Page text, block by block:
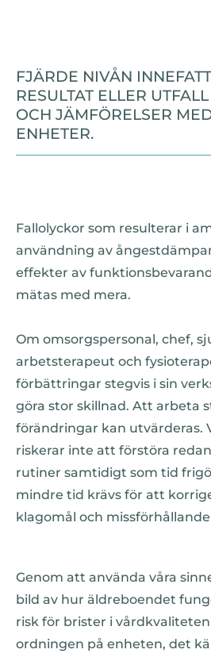
FJÄRDE NIVÅN
RESULTAT ELLER
OCH JÄMFÖRELSER
ENHETER.
Fallolyckor som resulterar i
användning av
effekter av
mätas med mera.
Om omsorgspersonal, chef,
arbetsterapeut och
förbättringar stegvis i sin
göra stor skillnad. Att arbeta
förändringar kan utvärderas.
riskerar inte att förstöra
rutiner samtidigt som tid
mindre tid krävs för att
klagomål och
Genom att använda våra
bild av hur äldreboendet
risk för brister i
ordningen på enheten, det